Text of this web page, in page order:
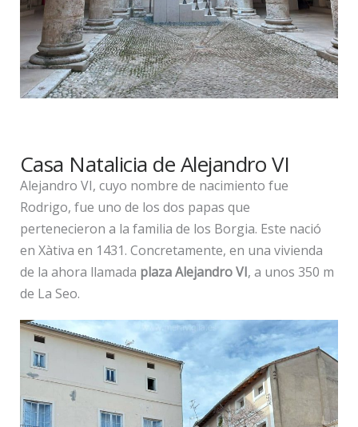
Casa Natalicia de Alejandro VI
Alejandro VI, cuyo nombre de nacimiento fue
Rodrigo, fue uno de los dos papas que
pertenecieron a la familia de los Borgia. Este nació
en Xàtiva en 1431. Concretamente, en una vivienda
de la ahora llamada plaza Alejandro VI, a unos 350 m
de La Seo.